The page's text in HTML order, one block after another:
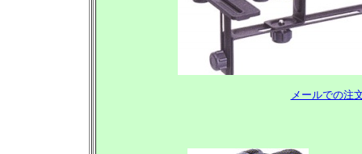
メールでの注